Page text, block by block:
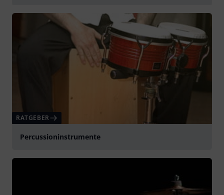
RATGEBER
Percussioninstrumente